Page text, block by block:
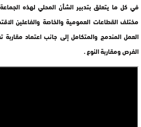
في كل ما يتعلق بتدبير الشأن المحلي لهذه
مختلف القطاعات العمومية والخاصة والفاعلين
العمل المندمج والمتكامل إلى جانب اعتماد مقاربة
الفرص ومقاربة النوع .